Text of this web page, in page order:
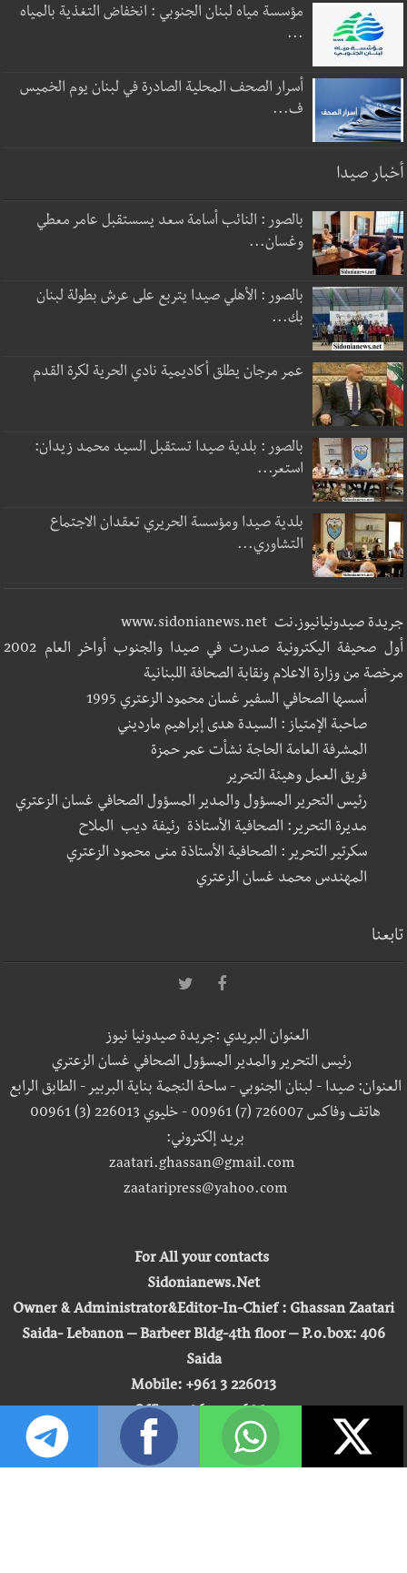
مؤسسة مياه لبنان الجنوبي : انخفاض التغذية بالمياه
...
أسرار الصحف المحلية الصادرة في لبنان يوم الخميس
ف...
أخبار صيدا
بالصور : النائب أسامة سعد يسستقبل عامر معطي
وغسان...
بالصور : الأهلي صيدا يتربع على عرش بطولة لبنان
بك...
عمر مرجان يطلق أكاديمية نادي الحرية لكرة القدم
بالصور : بلدية صيدا تستقبل السيد محمد زيدان:
استعر...
بلدية صيدا ومؤسسة الحريري تعقدان الاجتماع
التشاوري...
جريدة صيدونيانيوز.نت www.sidonianews.net
أول صحيفة اليكترونية صدرت في صيدا والجنوب أواخر العام 2002
مرخصة من وزارة الاعلام ونقابة الصحافة اللبنانية
أسسها الصحافي السفير غسان محمود الزعتري 1995
صاحبة الإمتياز : السيدة هدى إبراهيم مارديني
المشرفة العامة الحاجة نشأت عمر حمزة
فريق العمل وهيئة التحرير
رئيس التحرير المسؤول والمدير المسؤول الصحافي غسان الزعتري
مديرة التحرير: الصحافية الأستاذة رئيفة ديب الملاح
سكرتير التحرير : الصحافية الأستاذة منى محمود الزعتري
المهندس محمد غسان الزعتري
تابعنا
العنوان البريدي :جريدة صيدونيا نيوز
رئيس التحرير والمدير المسؤول الصحافي غسان الزعتري
العنوان: صيدا - لبنان الجنوبي - ساحة النجمة بناية البربير - الطابق الرابع
هاتف وفاكس 726007 (7) 00961 - خليوي 226013 (3) 00961
بريد إلكتروني:
zaatari.ghassan@gmail.com
zaataripress@yahoo.com
For All your contacts
Sidonianews.Net
Owner & Administrator&Editor-In-Chief : Ghassan Zaatari
Saida- Lebanon – Barbeer Bldg-4th floor – P.o.box: 406
Saida
Mobile: +961 3 226013
Office: +961 7 726007
Email:
zaatari.ghassan@gmail.com